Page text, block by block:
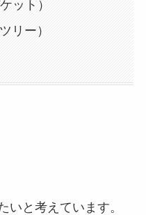
ット）
リー）
と考えています。